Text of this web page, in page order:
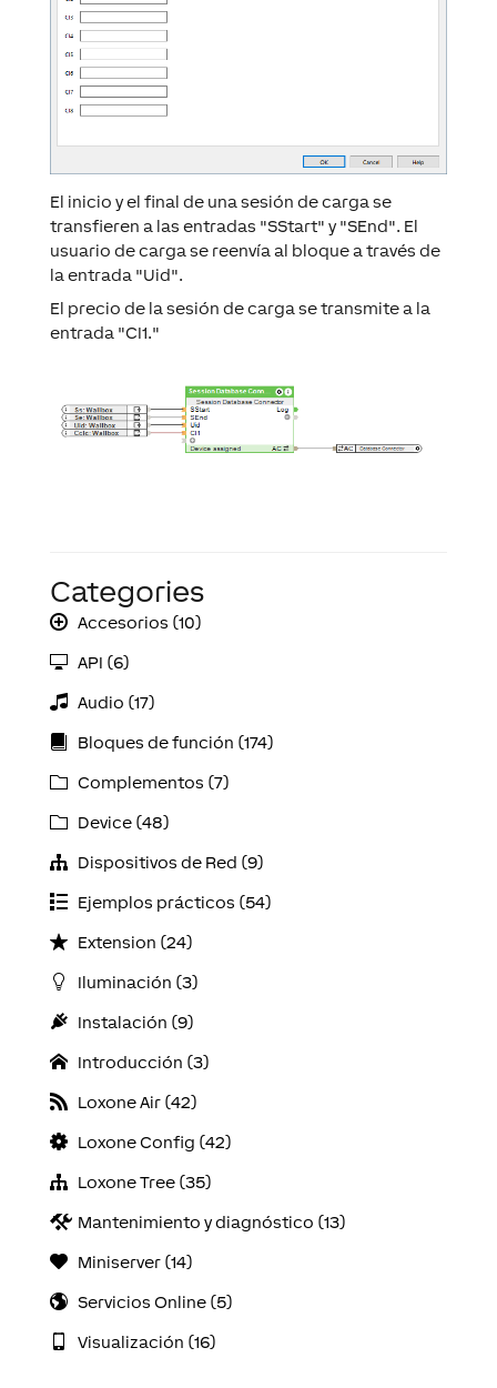
El inicio y el final de una sesión de carga se
transfieren a las entradas "SStart" y "SEnd". El
usuario de carga se reenvía al bloque a través de
la entrada "Uid".
El precio de la sesión de carga se transmite a la
entrada "CI1."
Categories
Accesorios (10)
API (6)
Audio (17)
Bloques de función (174)
Complementos (7)
Device (48)
Dispositivos de Red (9)
Ejemplos prácticos (54)
Extension (24)
Iluminación (3)
Instalación (9)
Introducción (3)
Loxone Air (42)
Loxone Config (42)
Loxone Tree (35)
Mantenimiento y diagnóstico (13)
Miniserver (14)
Servicios Online (5)
Visualización (16)